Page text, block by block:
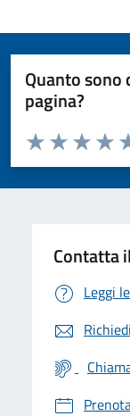
Quanto sono
pagina?
Valuta da 1 a 5 stelle
Valuta 3
Valuta 2
Valuta 1 stelle
Contatta
Leggi